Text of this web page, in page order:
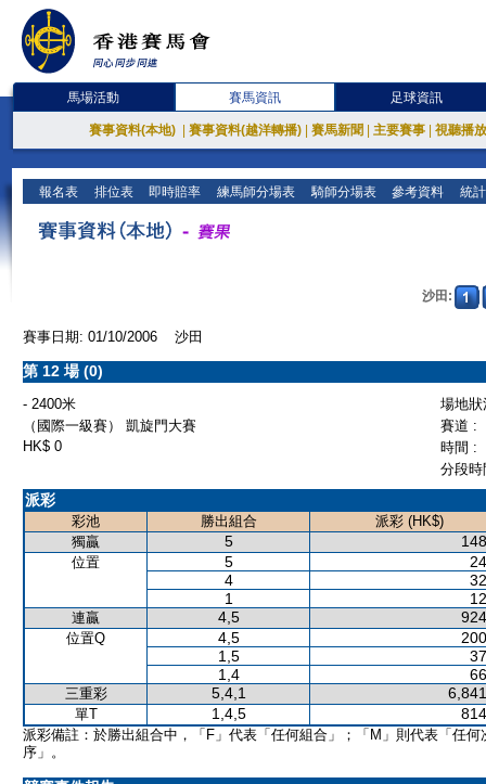
馬場活動 賽馬資訊 足球資訊
賽事資料(本地) 賽事資料(越洋轉播) 賽馬新聞 主要賽事 視聽播
報名表 排位表 即時賠率 練馬師分場表 騎師分場表 參考資料 統
沙田:
賽事日期: 01/10/2006 沙田
第 12 場 (0)
- 2400米
場地
（國際一級賽） 凱旋門大賽
賽道 :
HK$ 0
時間 :
分段
派彩
彩池 勝出組合
派彩 (HK$)
獨贏
5
位置 5
4
1
連贏 4,5
位置Q 4,5
1,5
1,4
三重彩 5,4,1
單T 1,4,5
派彩備註：於勝出組合中，「F」代表「任何組合」；「M」則代表「任何
序」。